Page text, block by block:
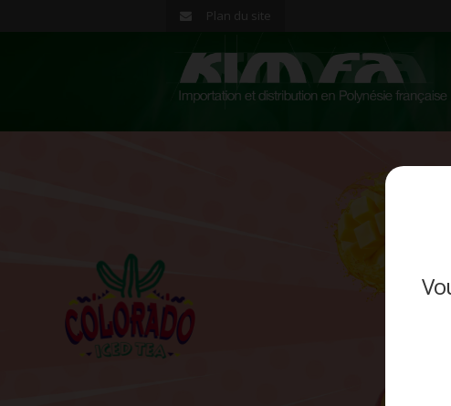
Plan du site